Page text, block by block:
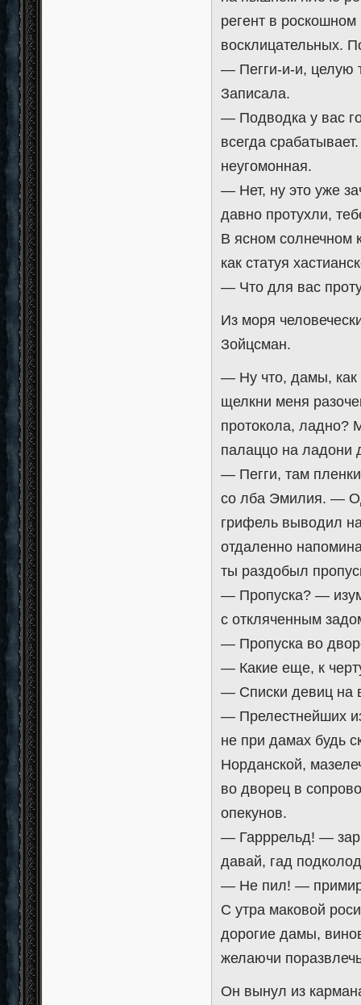
регент в
восклицательных.
— Пегги-и-и, целую
Записала.
— Подводка у вас
всегда
неугомонная.
— Нет, ну это уже
давно протухли,
В ясном солнечном
как статуя
— Что для вас
Из моря
Зойцсман.
— Ну что, дамы, как
щелкни меня
протокола, ладно?
палаццо на ладони
— Пегги, там
со лба Эмилия. —
грифель выводил
отдаленно
ты раздобыл
— Пропуска? —
с откляченным
— Пропуска во
— Какие еще, к
— Списки девиц на
— Прелестнейших
не при дамах будь
Норданской,
во дворец в
опекунов.
— Гарррельд! —
давай, гад
— Не пил! —
С утра маковой
дорогие дамы,
желаючи
Он вынул из